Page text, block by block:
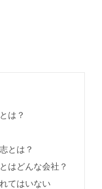
は？
とは？
はどんな会社？
てはいない